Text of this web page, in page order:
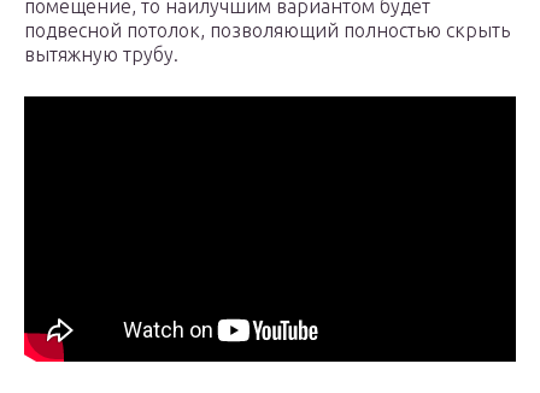
помещение, то наилучшим вариантом будет
подвесной потолок, позволяющий полностью скрыть
вытяжную трубу.